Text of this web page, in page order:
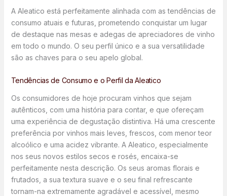
A Aleatico está perfeitamente alinhada com as tendências de
consumo atuais e futuras, prometendo conquistar um lugar
de destaque nas mesas e adegas de apreciadores de vinho
em todo o mundo. O seu perfil único e a sua versatilidade
são as chaves para o seu apelo global.
Tendências de Consumo e o Perfil da Aleatico
Os consumidores de hoje procuram vinhos que sejam
autênticos, com uma história para contar, e que ofereçam
uma experiência de degustação distintiva. Há uma crescente
preferência por vinhos mais leves, frescos, com menor teor
alcoólico e uma acidez vibrante. A Aleatico, especialmente
nos seus novos estilos secos e rosés, encaixa-se
perfeitamente nesta descrição. Os seus aromas florais e
frutados, a sua textura suave e o seu final refrescante
tornam-na extremamente agradável e acessível, mesmo